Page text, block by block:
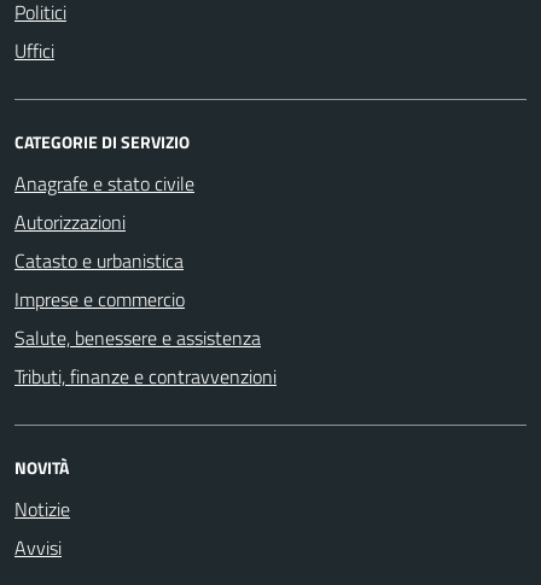
Politici
Uffici
CATEGORIE DI SERVIZIO
Anagrafe e stato civile
Autorizzazioni
Catasto e urbanistica
Imprese e commercio
Salute, benessere e assistenza
Tributi, finanze e contravvenzioni
NOVITÀ
Notizie
Avvisi